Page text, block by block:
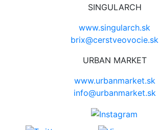
SINGULARCH
www.singularch.sk
brix@cerstveovocie.sk
URBAN MARKET
www.urbanmarket.sk
info@urbanmarket.sk